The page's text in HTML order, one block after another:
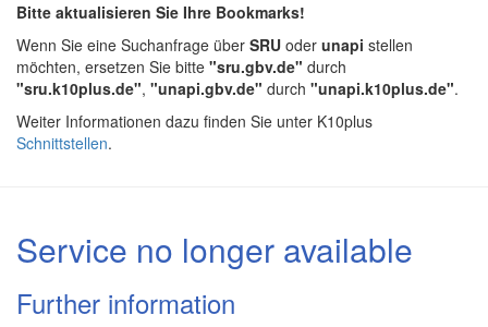
Bitte aktualisieren Sie Ihre Bookmarks!
Wenn Sie eine Suchanfrage über SRU oder unapi stellen
möchten, ersetzen Sie bitte "sru.gbv.de" durch
"sru.k10plus.de", "unapi.gbv.de" durch "unapi.k10plus.de".
Weiter Informationen dazu finden Sie unter K10plus
Schnittstellen.
Service no longer available
Further information